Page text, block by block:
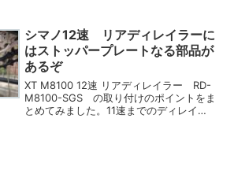
れます。比較対象として、シマノXT
M8000系 11速ダブ...
シマノ12速 リアディレイラーに
はストッパープレートなる部品が
あるぞ
XT M8100 12速 リアディレイラー RD-
M8100-SGS の取り付けのポイントをま
とめてみました。11速までのディレイラ